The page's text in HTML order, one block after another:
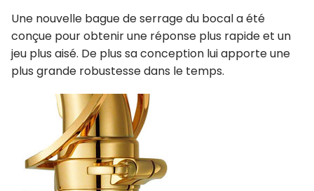
Une nouvelle bague de serrage du bocal a été
conçue pour obtenir une réponse plus rapide et un
jeu plus aisé. De plus sa conception lui apporte une
plus grande robustesse dans le temps.